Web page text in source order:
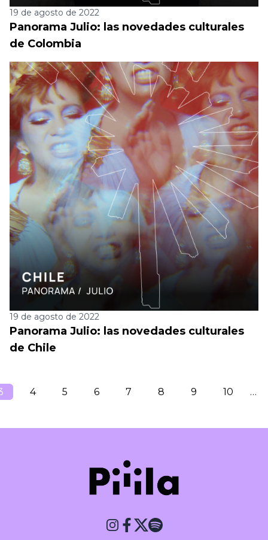
19 de agosto de 2022
Panorama Julio: las novedades culturales
de Colombia
19 de agosto de 2022
Panorama Julio: las novedades culturales
de Chile
4 5 6 7 8 9 10 …